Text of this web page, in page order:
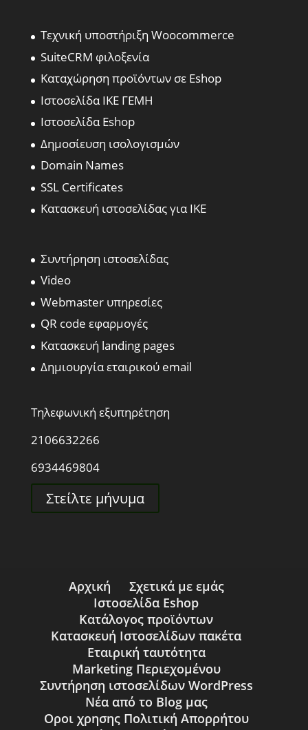
Τεχνική υποστήριξη Woocommerce
SuiteCRM φιλοξενία
Καταχώρηση προϊόντων σε Eshop
Ιστοσελίδα ΙΚΕ ΓΕΜΗ
Ιστοσελίδα Eshop
Δημοσίευση ισολογισμών
Domain Names
SSL Certificates
Κατασκευή ιστοσελίδας για ΙΚΕ
Συντήρηση ιστοσελίδας
Video
Webmaster υπηρεσίες
QR code εφαρμογές
Κατασκευή landing pages
Δημιουργία εταιρικού email
Τηλεφωνική εξυπηρέτηση
2106632266
6934469804
Στείλτε μήνυμα
Αρχική
Σχετικά με εμάς
Ιστοσελίδα Eshop
Κατάλογος προϊόντων
Κατασκευή Ιστοσελίδων πακέτα
Εταιρική ταυτότητα
Marketing Περιεχομένου
Συντήρηση ιστοσελίδων WordPress
Νέα από το Blog μας
Οροι χρησης Πολιτική Απορρήτου